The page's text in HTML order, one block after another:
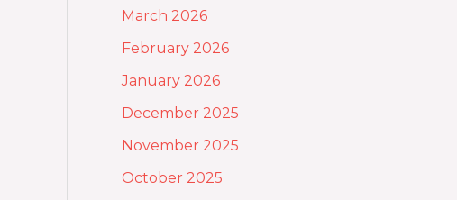
March 2026
February 2026
January 2026
December 2025
November 2025
October 2025